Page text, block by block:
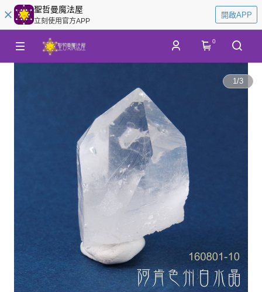
聖哲曼魔法屋
立刻使用官方APP
開啟APP
0
1/3